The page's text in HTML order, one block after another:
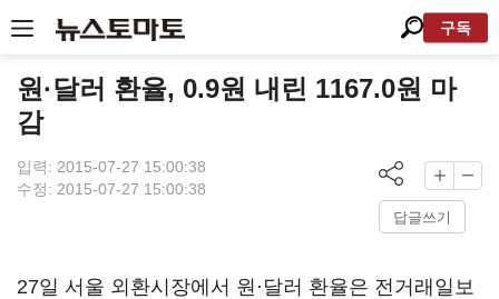
구독
원·달러 환율, 0.9원 내린 1167.0원 마
감
입력: 2015-07-27 15:00:38
수정: 2015-07-27 15:00:38
답글쓰기
27일 서울 외환시장에서 원·달러 환율은 전거래일보